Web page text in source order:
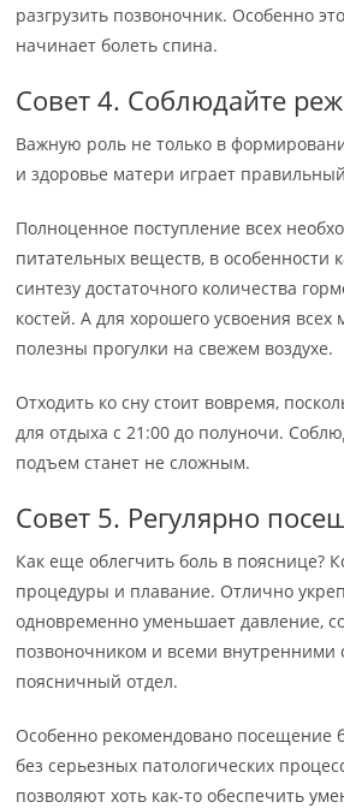
разгрузить позвоночник. Особенно
начинает болеть спина.
Совет 4. Соблюдайте
Важную роль не только в
и здоровье матери играет
Полноценное поступление всех
питательных веществ, в особенности
синтезу достаточного количества
костей. А для хорошего усвоения всех
полезны прогулки на свежем воздухе.
Отходить ко сну стоит вовремя,
для отдыха с 21:00 до полуночи.
подъем станет не сложным.
Совет 5. Регулярно
Как еще облегчить боль в пояснице?
процедуры и плавание. Отлично
одновременно уменьшает давление,
позвоночником и всеми внутренними
поясничный отдел.
Особенно рекомендовано посещение
без серьезных патологических
позволяют хоть как-то обеспечить